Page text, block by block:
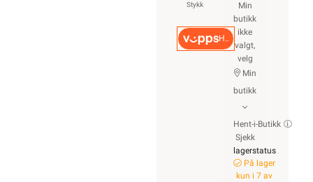
Stykk
Hurtigkasse
Min
butikk
ikke
valgt,
velg
Min
butikk
Hent-i-Butikk
Sjekk
lagerstatus
På lager
kun i 7 av